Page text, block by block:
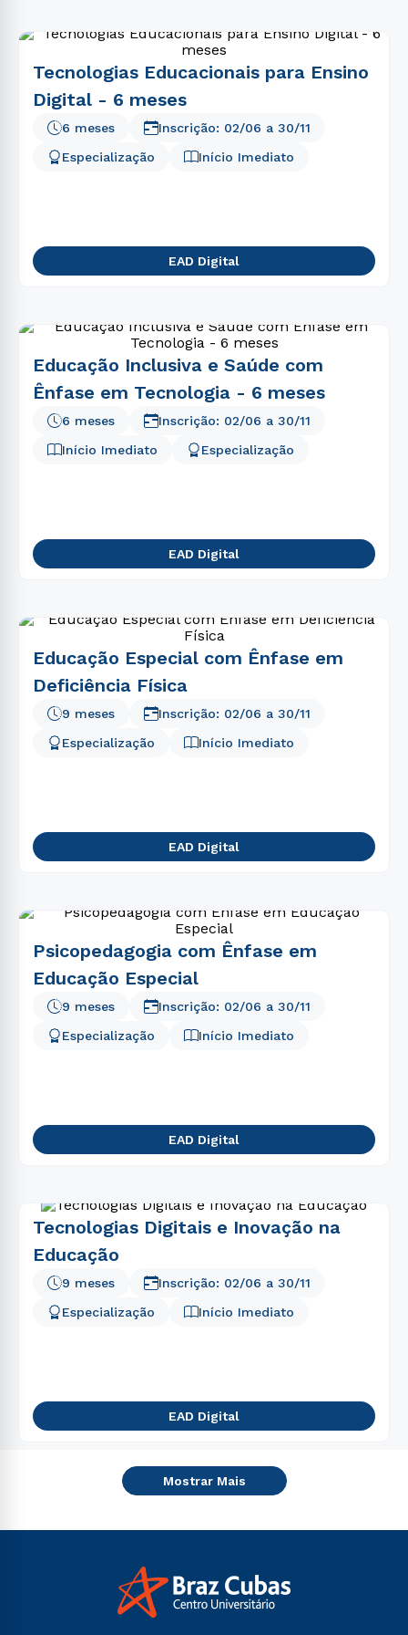
Tecnologias Educacionais para Ensino
Digital - 6 meses
Especialização
6 meses
Início Imediato
Inscrição: 02/06 a 30/11
EAD Digital
Educação Inclusiva e Saúde com
Ênfase em Tecnologia - 6 meses
6 meses
Início Imediato
Especialização
Inscrição: 02/06 a 30/11
EAD Digital
Educação Especial com Ênfase em
Deficiência Física
Especialização
9 meses
Início Imediato
Inscrição: 02/06 a 30/11
EAD Digital
Psicopedagogia com Ênfase em
Educação Especial
Especialização Início Imediato
9 meses Inscrição: 02/06 a 30/11
EAD Digital
Tecnologias Digitais e Inovação na
Educação
Especialização
9 meses
Início Imediato
Inscrição: 02/06 a 30/11
EAD Digital
Mostrar Mais